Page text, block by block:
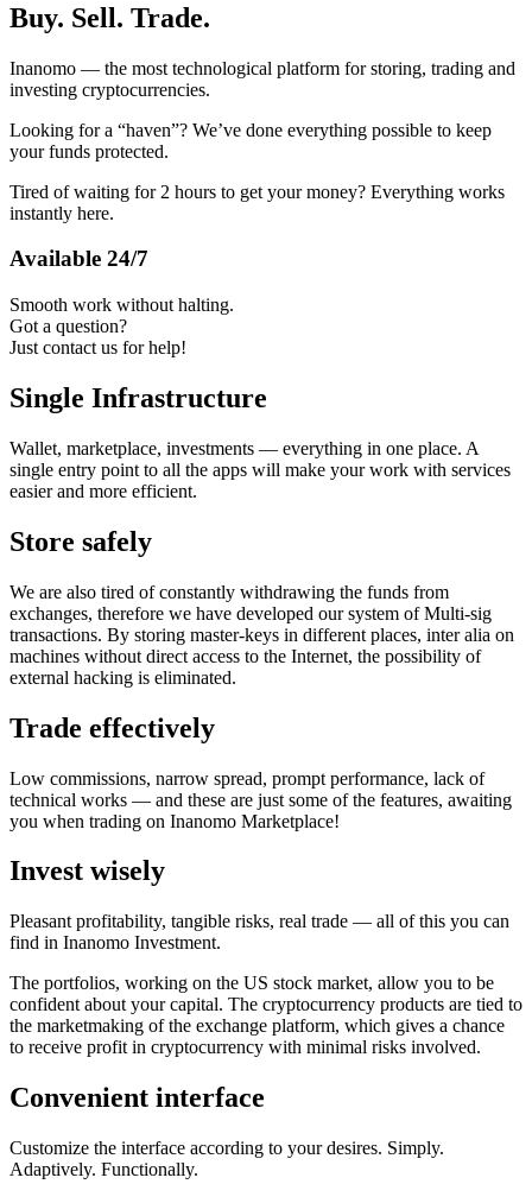
Buy. Sell. Trade.
Inanomo — the most technological platform for storing, trading and
investing cryptocurrencies.
Looking for a “haven”? We’ve done everything possible to keep
your funds protected.
Tired of waiting for 2 hours to get your money? Everything works
instantly here.
Available 24/7
Smooth work without halting.
Got a question?
Just contact us for help!
Single Infrastructure
Wallet, marketplace, investments — everything in one place. A
single entry point to all the apps will make your work with services
easier and more efficient.
Store safely
We are also tired of constantly withdrawing the funds from
exchanges, therefore we have developed our system of Multi-sig
transactions. By storing master-keys in different places, inter alia on
machines without direct access to the Internet, the possibility of
external hacking is eliminated.
Trade effectively
Low commissions, narrow spread, prompt performance, lack of
technical works — and these are just some of the features, awaiting
you when trading on Inanomo Marketplace!
Invest wisely
Pleasant profitability, tangible risks, real trade — all of this you can
find in Inanomo Investment.
The portfolios, working on the US stock market, allow you to be
confident about your capital. The cryptocurrency products are tied to
the marketmaking of the exchange platform, which gives a chance
to receive profit in cryptocurrency with minimal risks involved.
Convenient interface
Customize the interface according to your desires. Simply.
Adaptively. Functionally.